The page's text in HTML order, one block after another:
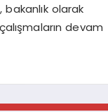
bakanlık olarak
devam